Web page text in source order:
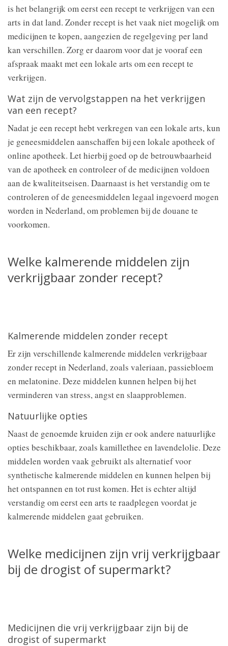
is het belangrijk om eerst een recept te verkrijgen van een
arts in dat land. Zonder recept is het vaak niet mogelijk om
medicijnen te kopen, aangezien de regelgeving per land
kan verschillen. Zorg er daarom voor dat je vooraf een
afspraak maakt met een lokale arts om een recept te
verkrijgen.
Wat zijn de vervolgstappen na het verkrijgen
van een recept?
Nadat je een recept hebt verkregen van een lokale arts, kun
je geneesmiddelen aanschaffen bij een lokale apotheek of
online apotheek. Let hierbij goed op de betrouwbaarheid
van de apotheek en controleer of de medicijnen voldoen
aan de kwaliteitseisen. Daarnaast is het verstandig om te
controleren of de geneesmiddelen legaal ingevoerd mogen
worden in Nederland, om problemen bij de douane te
voorkomen.
Welke kalmerende middelen zijn
verkrijgbaar zonder recept?
Kalmerende middelen zonder recept
Er zijn verschillende kalmerende middelen verkrijgbaar
zonder recept in Nederland, zoals valeriaan, passiebloem
en melatonine. Deze middelen kunnen helpen bij het
verminderen van stress, angst en slaapproblemen.
Natuurlijke opties
Naast de genoemde kruiden zijn er ook andere natuurlijke
opties beschikbaar, zoals kamillethee en lavendelolie. Deze
middelen worden vaak gebruikt als alternatief voor
synthetische kalmerende middelen en kunnen helpen bij
het ontspannen en tot rust komen. Het is echter altijd
verstandig om eerst een arts te raadplegen voordat je
kalmerende middelen gaat gebruiken.
Welke medicijnen zijn vrij verkrijgbaar
bij de drogist of supermarkt?
Medicijnen die vrij verkrijgbaar zijn bij de
drogist of supermarkt